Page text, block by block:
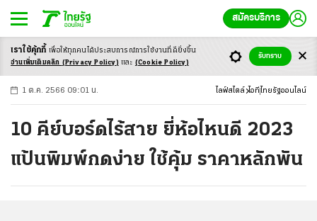
สมัครบริการ
-ก ก ก+
1 ต.ค. 2566 09:01 น. ไลฟ์สไตล์ ไอที ไทยรัฐออนไลน์
10 คีย์บอร์ดไร้สาย ยี่ห้อไหนดี 2023
แป้นพิมพ์กดง่าย ใช้คุ้ม ราคาหลักพัน
เราใช้คุ้กกี้ เพื่อให้ทุกคนได้ประสบการณ์การใช้งานที่ดียิ่งขึ้น
อ่านเพิ่มเติมคลิก (Privacy Policy) และ (Cookie Policy)
รับทราบ